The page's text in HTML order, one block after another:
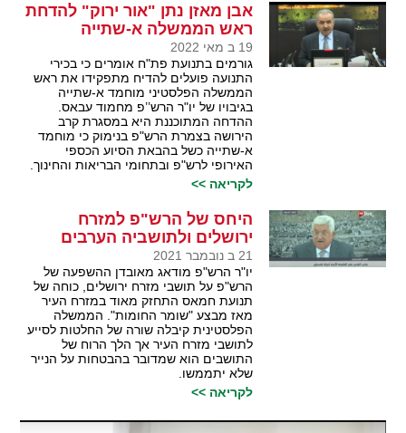
אבן מאזן נתן "אור ירוק" להדחת
ראש הממשלה א-שתייה
19 ב מאי 2022
גורמים בתנועת פת"ח אומרים כי בכירי
התנועה פועלים להדיח מתפקידו את ראש
הממשלה הפלסטיני מוחמד א-שתייה
בגיבויו של יו"ר הרש’’פ מחמוד עבאס.
ההדחה המתוכננת היא במסגרת קרב
הירושה בצמרת הרש"פ בנימוק כי מוחמד
א-שתייה כשל בהבאת הסיוע הכספי
האירופי לרש"פ ובתחומי הבריאות והחינוך.
לקריאה >>
היחס של הרש"פ למזרח
ירושלים ולתושביה הערבים
21 ב נובמבר 2021
יו"ר הרש"פ מודאג מאובדן ההשפעה של
הרש"פ על תושבי מזרח ירושלים, כוחה של
תנועת חמאס התחזק מאוד במזרח העיר
מאז מבצע "שומר החומות". הממשלה
הפלסטינית קיבלה שורה של החלטות לסייע
לתושבי מזרח העיר אך הלך הרוח של
התושבים הוא שמדובר בהבטחות על הנייר
שלא יתממשו.
לקריאה >>